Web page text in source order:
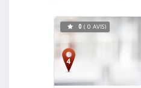
0 ( 0 AVIS)